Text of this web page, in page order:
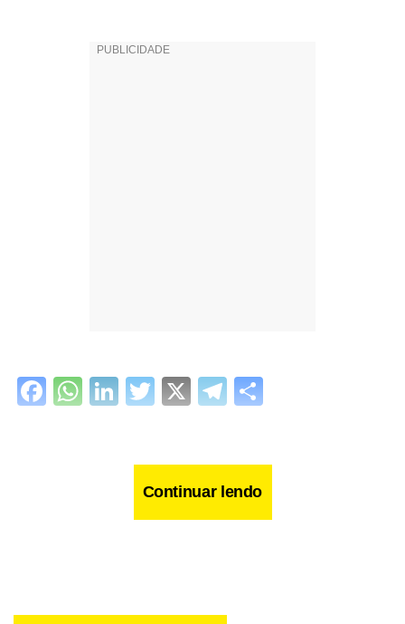
Facebook
WhatsApp
LinkedIn
Twitter
X Telegram
Continuar lendo